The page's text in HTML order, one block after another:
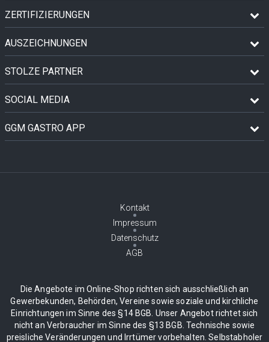
ZERTIFIZIERUNGEN
AUSZEICHNUNGEN
STOLZE PARTNER
SOCIAL MEDIA
GGM GASTRO APP
Kontakt
Impressum
Datenschutz
AGB
Die Angebote im Online-Shop richten sich ausschließlich an
Gewerbekunden, Behörden, Vereine sowie soziale und kirchliche
Einrichtungen im Sinne des §14 BGB. Unser Angebot richtet sich
nicht an Verbraucher im Sinne des §13 BGB. Technische sowie
preisliche Veränderungen und Irrtümer vorbehalten. Selbstabholer